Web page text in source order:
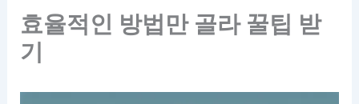
효율적인 방법만 골라 꿀팁 받
기